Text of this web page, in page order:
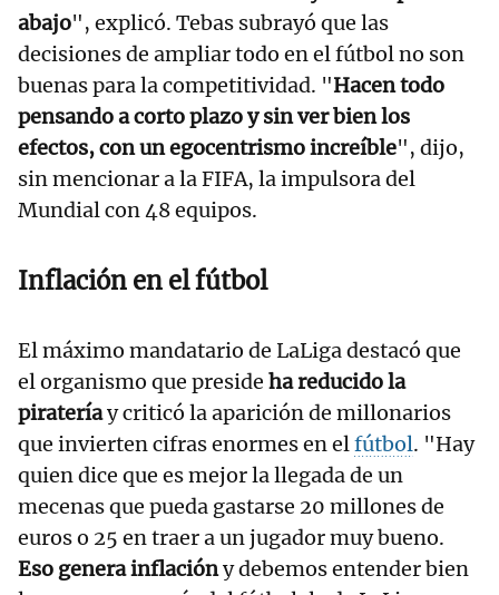
abajo", explicó. Tebas subrayó que las
decisiones de ampliar todo en el fútbol no son
buenas para la competitividad. "Hacen todo
pensando a corto plazo y sin ver bien los
efectos, con un egocentrismo increíble", dijo,
sin mencionar a la FIFA, la impulsora del
Mundial con 48 equipos.
Inflación en el fútbol
El máximo mandatario de LaLiga destacó que
el organismo que preside ha reducido la
pirateríay criticó la aparición de millonarios
que invierten cifras enormes en elfútbol. "Hay
quien dice que es mejor la llegada de un
mecenas que pueda gastarse 20 millones de
euros o 25 en traer a un jugador muy bueno.
Eso genera inflacióny debemos entender bien